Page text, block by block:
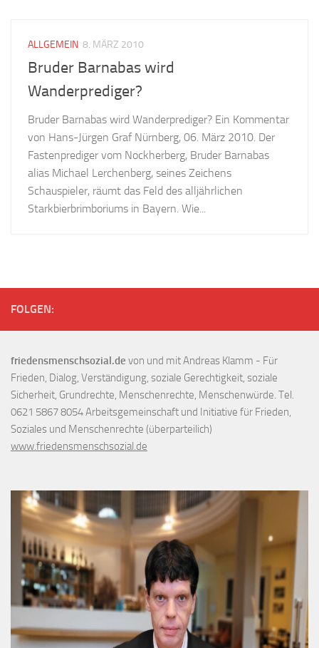
ALLGEMEIN 8. MÄRZ 2010
Bruder Barnabas wird
Wanderprediger?
Bruder Barnabas wird Wanderprediger? Ein Kommentar
von Hans-Jürgen Graf Nürnberg, 06. März 2010. Der
Fastenprediger vom Nockherberg, Bruder Barnabas
alias Michael Lerchenberg, seines Zeichens
Schauspieler, räumt das Feld des alljährlichen
Starkbierbrimboriums in Bayern. Wie...
FOLGEN:
friedensmenschsozial.de von und mit Andreas Klamm - Für
Frieden, Dialog, Verständigung, soziale Gerechtigkeit, soziale
Sicherheit, Grundrechte, Menschenrechte, Menschenwürde. Tel.
0621 5867 8054 Arbeitsgemeinschaft und Initiative für Frieden,
Soziales und Menschenrechte (überparteilich)
www.friedensmenschsozial.de